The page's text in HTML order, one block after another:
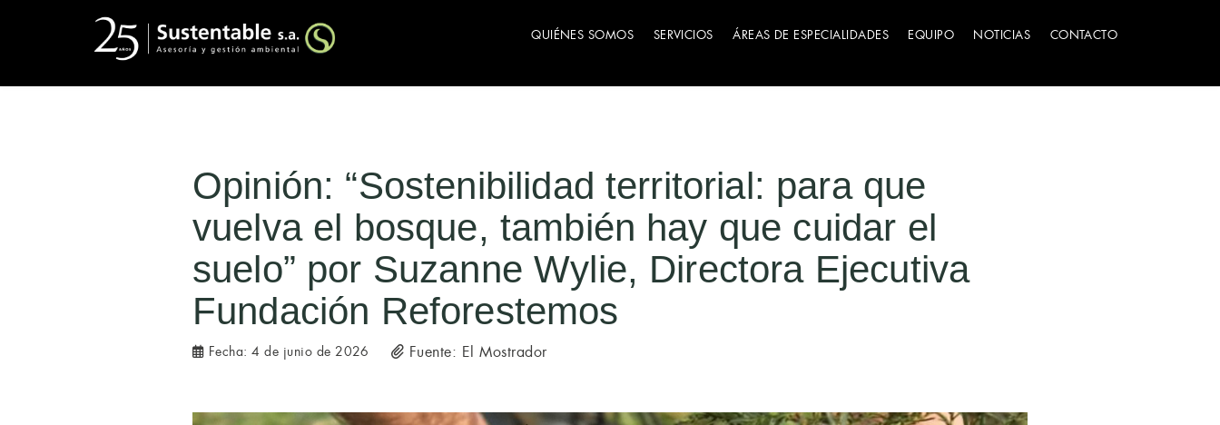
QUIÉNES SOMOS SERVICIOS ÁREAS DE ESPECIALIDADES EQUIPO NOTICIAS CONTACTO
Opinión: “Sostenibilidad territorial: para que
vuelva el bosque, también hay que cuidar el
suelo” por Suzanne Wylie, Directora Ejecutiva
Fundación Reforestemos
Fecha:4 de junio de 2026 Fuente: El Mostrador